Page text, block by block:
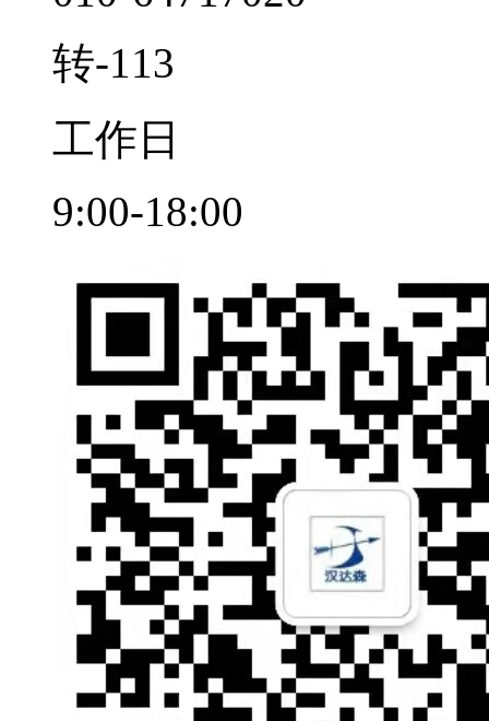
王子豪
2850590590
010-64717020
转-113
工作日
9:00-18:00